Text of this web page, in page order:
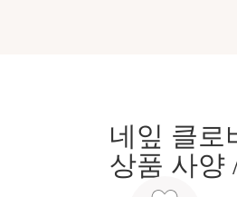
네잎 클로
상품 사양